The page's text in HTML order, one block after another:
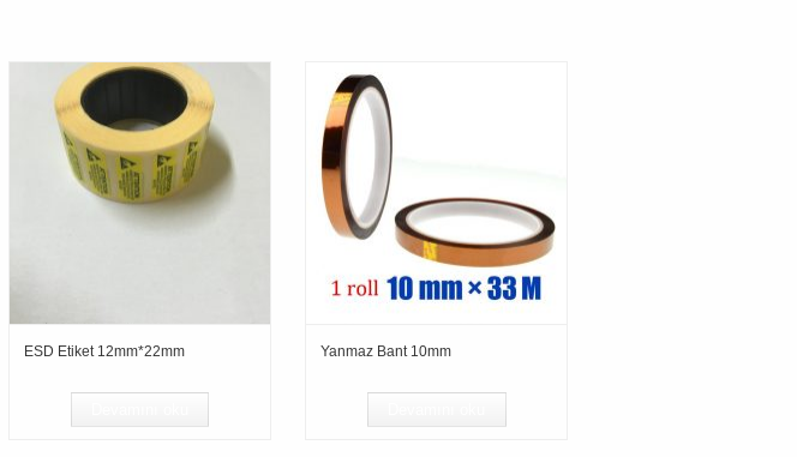
ESD Etiket 12mm*22mm Yanmaz Bant 10mm